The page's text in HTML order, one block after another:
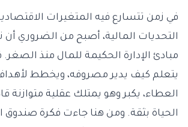
في زمن تتسارع فيه المتغيرات
التحديات المالية، أصبح من الضروري أن
مبادئ الإدارة الحكيمة للمال منذ
يتعلم كيف يدير مصروفه، ويخطط
العطاء، يكبر وهو يمتلك عقلية متوازنة
الحياة بثقة. ومن هنا جاءت فكرة صندوق